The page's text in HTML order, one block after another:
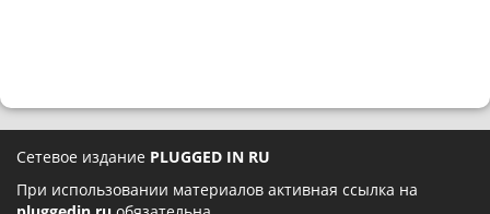
Сетевое издание PLUGGED IN RU
При использовании материалов активная ссылка на